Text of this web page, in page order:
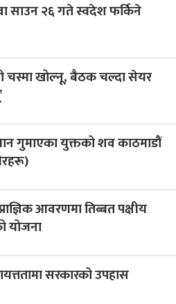
साउन २६ गते स्वदेश फर्किने
चस्मा खोल्नू, बैठक चल्दा सेयर
गुमाएका युक्तको शव काठमाडौं
प्राज्ञिक आवरणमा तिब्बत पक्षीय
योजना
सरकारको उपहास